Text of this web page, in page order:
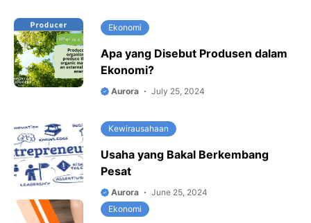
Ekonomi
Apa yang Disebut Produsen dalam
Ekonomi?
Aurora July 25, 2024
Kewirausahaan
Usaha yang Bakal Berkembang
Pesat
Aurora
June 25, 2024
Ekonomi